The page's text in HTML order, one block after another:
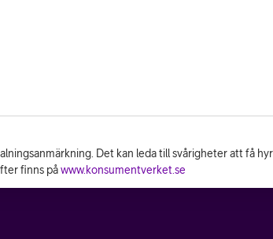
Det kan leda till svårigheter att få
finns påwww.konsumentverket.se